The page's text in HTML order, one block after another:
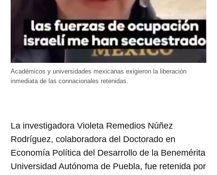
Académicos y universidades mexicanas exigieron la liberación
inmediata de las connacionales retenidas.
La investigadora Violeta Remedios Núñez
Rodríguez, colaboradora del Doctorado en
Economía Política del Desarrollo de la Benemérita
Universidad Autónoma de Puebla, fue retenida por